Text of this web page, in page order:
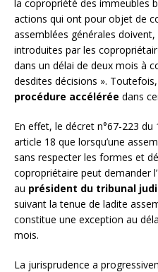
la copropriété des immeubles
actions qui ont pour objet de
assemblées générales
introduites par les
dans un délai de deux mois à
desdites décisions ».
procédure accélérée dans
En effet, le décret n°67-223
article 18 que lorsqu’une
sans respecter les formes et
copropriétaire peut demander
au président du tribunal
suivant la tenue de ladite
constitue une exception au
mois.
La jurisprudence a